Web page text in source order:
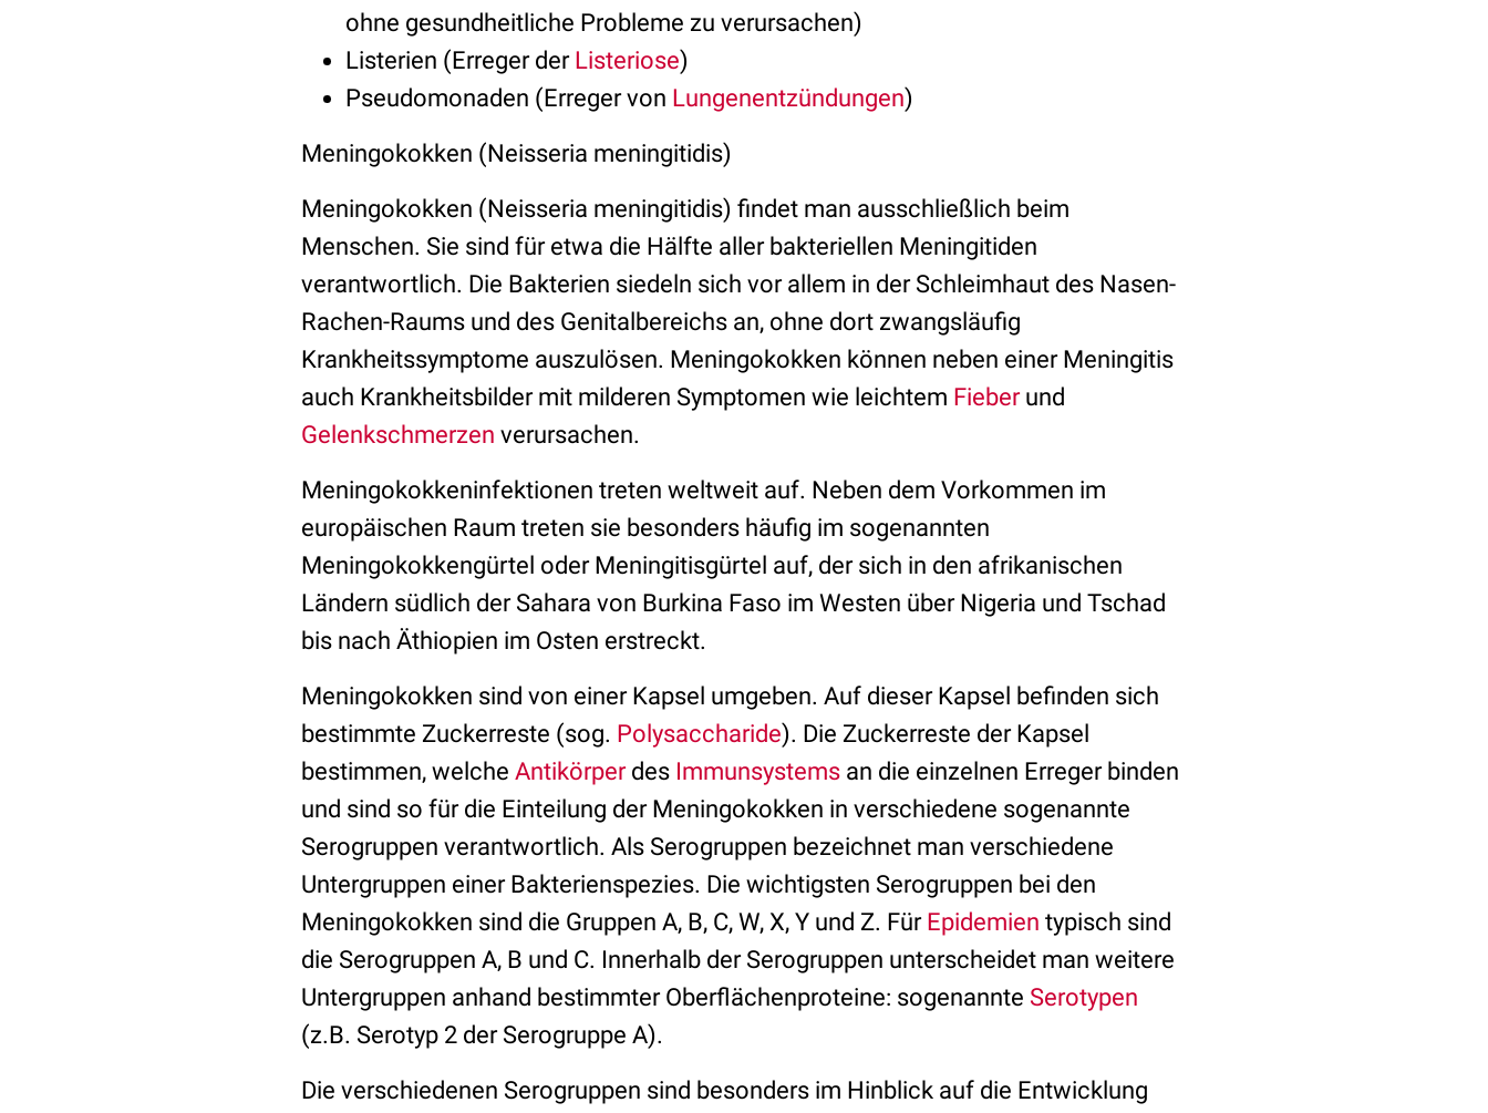
ohne gesundheitliche Probleme zu verursachen)
Listerien (Erreger der Listeriose)
Pseudomonaden (Erreger von Lungenentzündungen)
Meningokokken (Neisseria meningitidis)
Meningokokken (Neisseria meningitidis) findet man ausschließlich beim
Menschen. Sie sind für etwa die Hälfte aller bakteriellen Meningitiden
verantwortlich. Die Bakterien siedeln sich vor allem in der Schleimhaut des Nasen-
Rachen-Raums und des Genitalbereichs an, ohne dort zwangsläufig
Krankheitssymptome auszulösen. Meningokokken können neben einer Meningitis
auch Krankheitsbilder mit milderen Symptomen wie leichtem Fieberund
Gelenkschmerzen verursachen.
Meningokokkeninfektionen treten weltweit auf. Neben dem Vorkommen im
europäischen Raum treten sie besonders häufig im sogenannten
Meningokokkengürtel oder Meningitisgürtel auf, der sich in den afrikanischen
Ländern südlich der Sahara von Burkina Faso im Westen über Nigeria und Tschad
bis nach Äthiopien im Osten erstreckt.
Meningokokken sind von einer Kapsel umgeben. Auf dieser Kapsel befinden sich
bestimmte Zuckerreste (sog. Polysaccharide). Die Zuckerreste der Kapsel
bestimmen, welche Antikörperdes Immunsystems an die einzelnen Erreger binden
und sind so für die Einteilung der Meningokokken in verschiedene sogenannte
Serogruppen verantwortlich. Als Serogruppen bezeichnet man verschiedene
Untergruppen einer Bakterienspezies. Die wichtigsten Serogruppen bei den
Meningokokken sind die Gruppen A, B, C, W, X, Y und Z. Für Epidemien typisch sind
die Serogruppen A, B und C. Innerhalb der Serogruppen unterscheidet man weitere
Untergruppen anhand bestimmter Oberflächenproteine: sogenannte Serotypen
(z.B. Serotyp 2 der Serogruppe A).
Die verschiedenen Serogruppen sind besonders im Hinblick auf die Entwicklung